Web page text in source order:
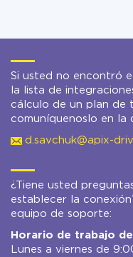
Si usted no encontró
la lista de
cálculo de un plan de
comuníquenoslo en la
d.savchuk@apix-
¿Tiene usted
establecer la
equipo de soporte:
Horario de trabajo
Lunes a viernes de